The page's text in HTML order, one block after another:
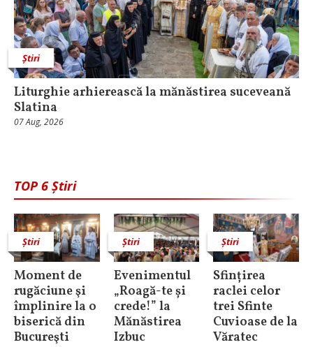
Știri
Liturghie arhierească la mănăstirea suceveană
Slatina
07 Aug, 2026
TOP 6 Știri
Știri
Moment de
rugăciune şi
împlinire la o
biserică din
Bucureşti
Știri
Evenimentul
„Roagă-te și
crede!” la
Mănăstirea
Izbuc
Știri
Sfințirea
raclei celor
trei Sfinte
Cuvioase de la
Văratec